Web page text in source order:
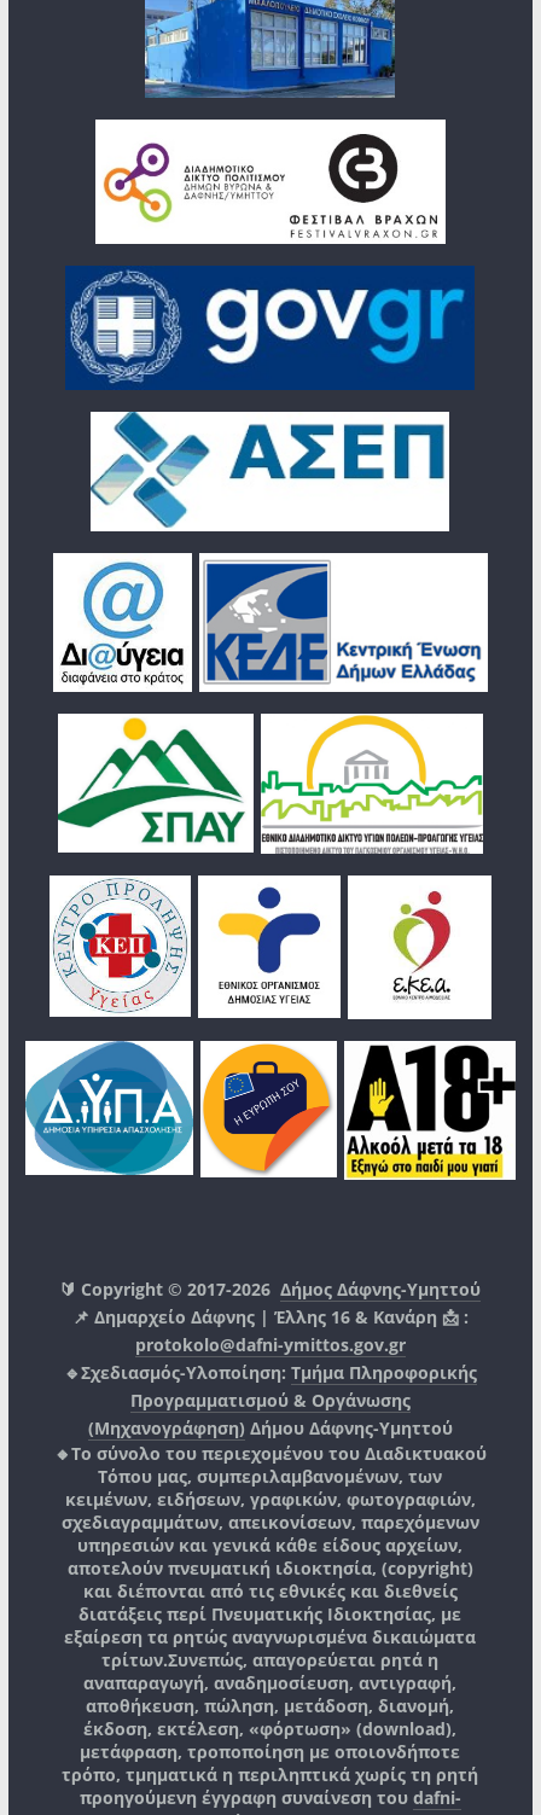
🔰 Copyright © 2017-2026Δήμος Δάφνης-Υμηττού
📌 Δημαρχείο Δάφνης | Έλλης 16 & Κανάρη 📩 :
protokolo@dafni-ymittos.gov.gr
🔹Σχεδιασμός-Υλοποίηση: Τμήμα Πληροφορικής
Προγραμματισμού & Οργάνωσης
(Μηχανογράφηση) Δήμου Δάφνης-Υμηττού
🔸Το σύνολο του περιεχομένου του Διαδικτυακού
Τόπου μας, συμπεριλαμβανομένων, των
κειμένων, ειδήσεων, γραφικών, φωτογραφιών,
σχεδιαγραμμάτων, απεικονίσεων, παρεχόμενων
υπηρεσιών και γενικά κάθε είδους αρχείων,
αποτελούν πνευματική ιδιοκτησία, (copyright)
και διέπονται από τις εθνικές και διεθνείς
διατάξεις περί Πνευματικής Ιδιοκτησίας, με
εξαίρεση τα ρητώς αναγνωρισμένα δικαιώματα
τρίτων.Συνεπώς, απαγορεύεται ρητά η
αναπαραγωγή, αναδημοσίευση, αντιγραφή,
αποθήκευση, πώληση, μετάδοση, διανομή,
έκδοση, εκτέλεση, «φόρτωση» (download),
μετάφραση, τροποποίηση με οποιονδήποτε
τρόπο, τμηματικά η περιληπτικά χωρίς τη ρητή
προηγούμενη έγγραφη συναίνεση του dafni-